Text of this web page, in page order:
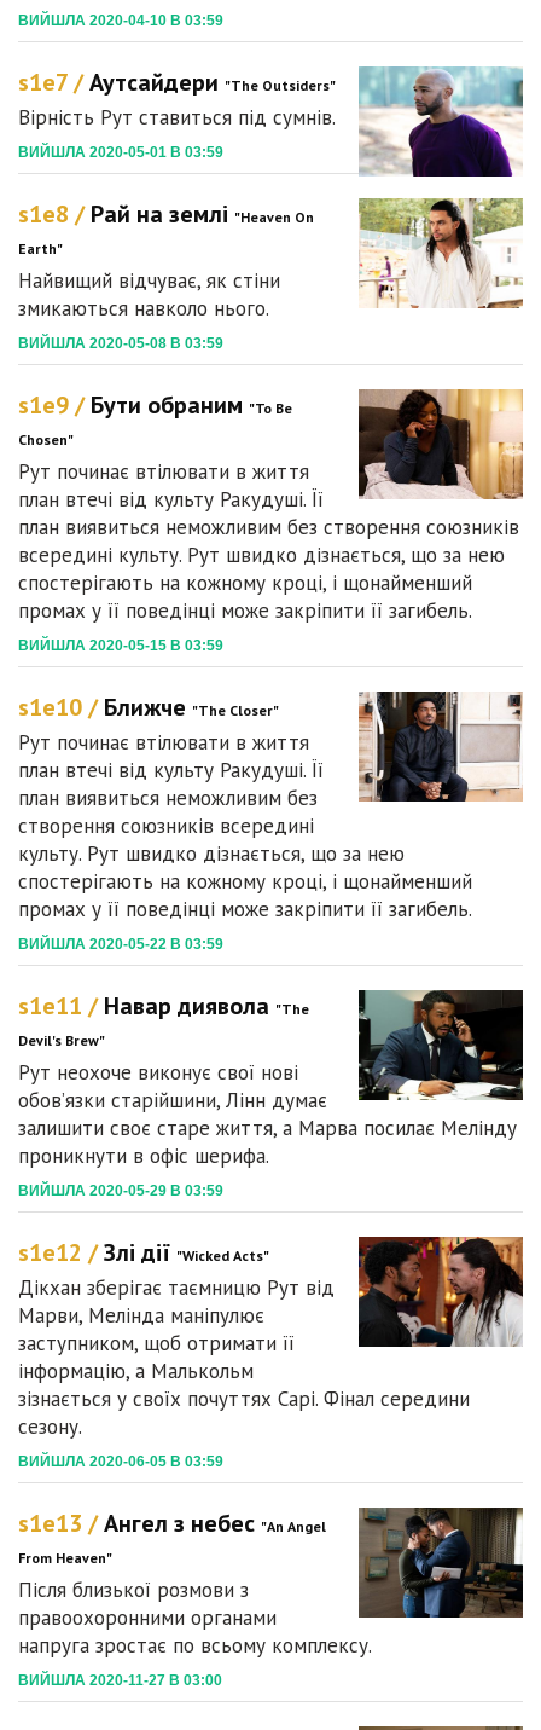
ВИЙШЛА 2020-04-10 В 03:59
s1e7 /Аутсайдери "The Outsiders"
Вірність Рут ставиться під сумнів.
ВИЙШЛА 2020-05-01 В 03:59
s1e8 /Рай на землі "Heaven On
Earth"
Найвищий відчуває, як стіни
змикаються навколо нього.
ВИЙШЛА 2020-05-08 В 03:59
s1e9 /Бути обраним "To Be
Chosen"
Рут починає втілювати в життя
план втечі від культу Ракудуші. Її
план виявиться неможливим без створення союзників
всередині культу. Рут швидко дізнається, що за нею
спостерігають на кожному кроці, і щонайменший
промах у її поведінці може закріпити її загибель.
ВИЙШЛА 2020-05-15 В 03:59
s1e10 /Ближче "The Closer"
Рут починає втілювати в життя
план втечі від культу Ракудуші. Її
план виявиться неможливим без
створення союзників всередині
культу. Рут швидко дізнається, що за нею
спостерігають на кожному кроці, і щонайменший
промах у її поведінці може закріпити її загибель.
ВИЙШЛА 2020-05-22 В 03:59
s1e11 /Навар диявола "The
Devil's Brew"
Рут неохоче виконує свої нові
обов’язки старійшини, Лінн думає
залишити своє старе життя, а Марва посилає Мелінду
проникнути в офіс шерифа.
ВИЙШЛА 2020-05-29 В 03:59
s1e12 /Злі дії "Wicked Acts"
Дікхан зберігає таємницю Рут від
Марви, Мелінда маніпулює
заступником, щоб отримати її
інформацію, а Малькольм
зізнається у своїх почуттях Сарі. Фінал середини
сезону.
ВИЙШЛА 2020-06-05 В 03:59
s1e13 /Ангел з небес "An Angel
From Heaven"
Після близької розмови з
правоохоронними органами
напруга зростає по всьому комплексу.
ВИЙШЛА 2020-11-27 В 03:00